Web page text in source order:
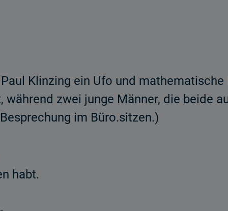
Klinzing ein Ufo und
während zwei junge Männer, die beide
im Büro.sitzen.)
habt.